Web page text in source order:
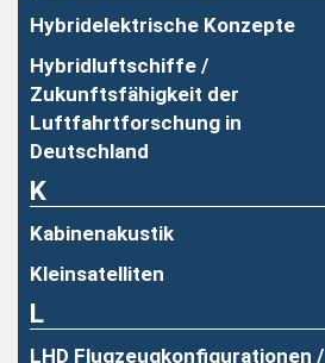
Hybridelektrische Konzepte
Hybridluftschiffe /
Zukunftsfähigkeit der
Luftfahrtforschung in
Deutschland
K
Kabinenakustik
Kleinsatelliten
L
LHD Flugzeugkonfigurationen /